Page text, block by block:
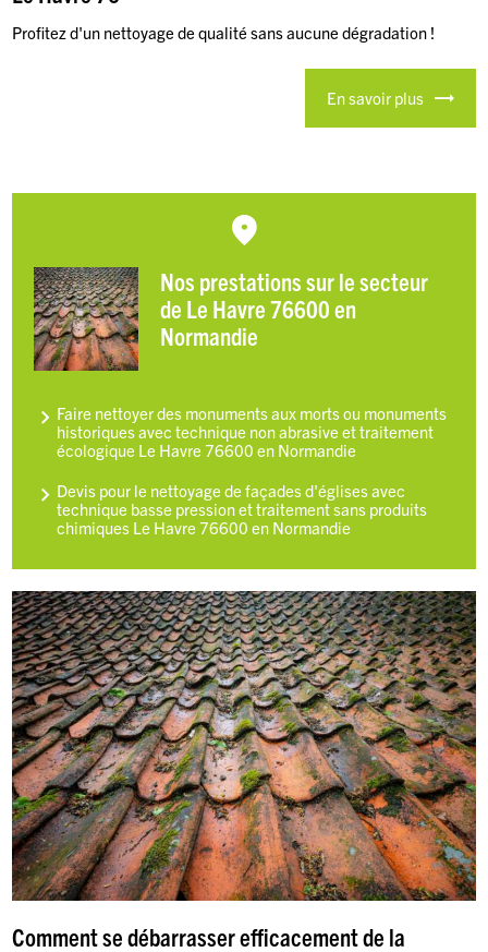
Profitez d'un nettoyage de qualité sans aucune dégradation !
En savoir plus
Nos prestations sur le secteur
de Le Havre 76600 en
Normandie
Faire nettoyer des monuments aux morts ou monuments
historiques avec technique non abrasive et traitement
écologique Le Havre 76600 en Normandie
Devis pour le nettoyage de façades d'églises avec
technique basse pression et traitement sans produits
chimiques Le Havre 76600 en Normandie
Comment se débarrasser efficacement de la